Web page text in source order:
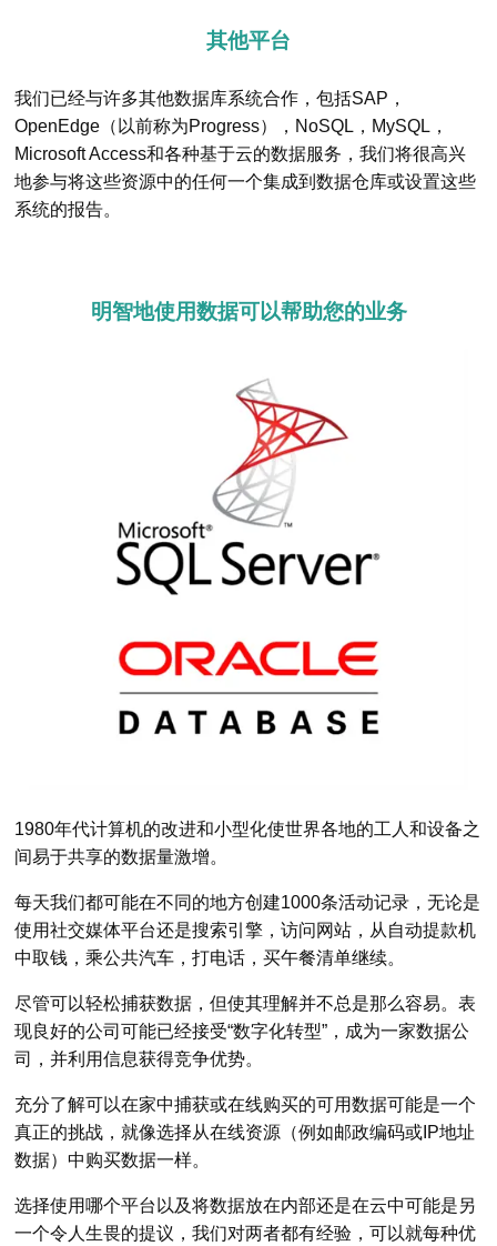
其他平台
我们已经与许多其他数据库系统合作，包括SAP，
OpenEdge（以前称为Progress），NoSQL，MySQL，
Microsoft Access和各种基于云的数据服务，我们将很高兴
地参与将这些资源中的任何一个集成到数据仓库或设置这些
系统的报告。
明智地使用数据可以帮助您的业务
1980年代计算机的改进和小型化使世界各地的工人和设备之
间易于共享的数据量激增。
每天我们都可能在不同的地方创建1000条活动记录，无论是
使用社交媒体平台还是搜索引擎，访问网站，从自动提款机
中取钱，乘公共汽车，打电话，买午餐清单继续。
尽管可以轻松捕获数据，但使其理解并不总是那么容易。表
现良好的公司可能已经接受“数字化转型”，成为一家数据公
司，并利用信息获得竞争优势。
充分了解可以在家中捕获或在线购买的可用数据可能是一个
真正的挑战，就像选择从在线资源（例如邮政编码或IP地址
数据）中购买数据一样。
选择使用哪个平台以及将数据放在内部还是在云中可能是另
一个令人生畏的提议，我们对两者都有经验，可以就每种优